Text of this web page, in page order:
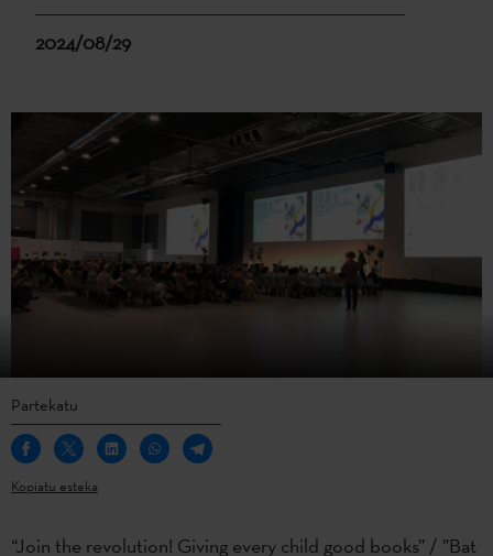
2024/08/29
Partekatu
Kopiatu esteka
“Join the revolution! Giving every child good books” / ”Bat